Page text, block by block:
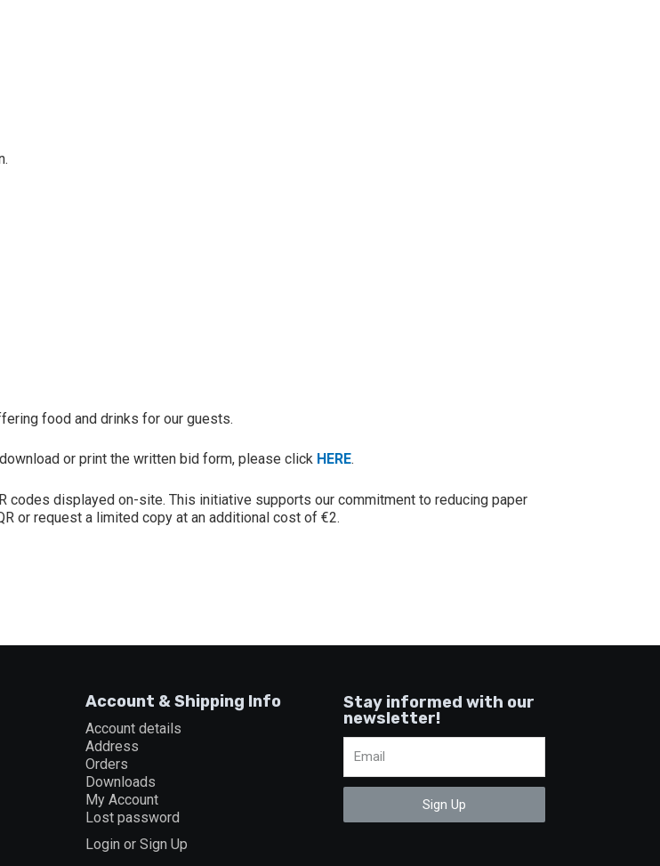
food and drinks for our guests.
or print the written bid form, please click HERE.
codes displayed on-site. This initiative supports our commitment to reducing paper
or request a limited copy at an additional cost of €2.
Account & Shipping Info
Account details
Address
Orders
Downloads
My Account
Lost password
Login or Sign Up
Stay informed with our
newsletter!
Sign Up